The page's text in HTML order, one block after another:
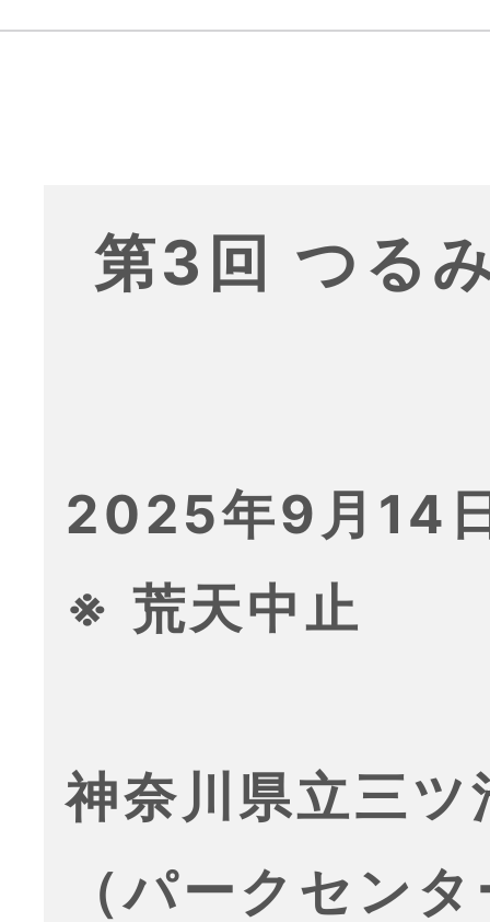
第3回 つる
2025年9月14
※ 荒天中止
神奈川県立三ツ
（パークセン